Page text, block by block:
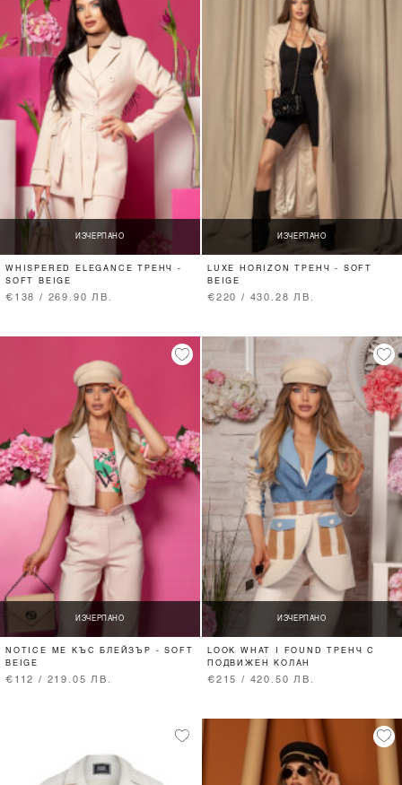
ИЗЧЕРПАНО
WHISPERED ELEGANCE ТРЕНЧ -
SOFT BEIGE
€138 / 269.90 ЛВ.
ИЗЧЕРПАНО
LUXE HORIZON ТРЕНЧ - SOFT
BEIGE
€220 / 430.28 ЛВ.
ИЗЧЕРПАНО
NOTICE ME КЪС БЛЕЙЗЪР - SOFT
BEIGE
€112 / 219.05 ЛВ.
ИЗЧЕРПАНО
LOOK WHAT I FOUND ТРЕНЧ С
ПОДВИЖЕН КОЛАН
€215 / 420.50 ЛВ.